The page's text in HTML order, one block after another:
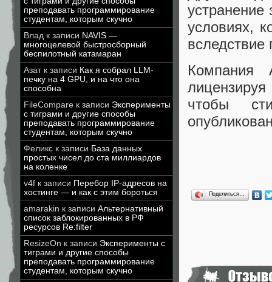
преподавать программирование
студентам, которым скучно
Влад к записи NAVIS —
многоцелевой быстросборный
беспилотный катамаран
Азатк записи Как я собрал LLM-
печку на 4 GPU, и на что она
способна
FileCompare к записи Эксперименты
с тиграми и другие способы
преподавать программирование
студентам, которым скучно
Феликс к записи База данных
простых чисел до ста миллиардов
на коленке
v4f к записи Перебор IP-адресов на
хостинге — и как с этим бороться
amarakin к записи Альтернативный
список заблокированных в РФ
ресурсов Re:filter
ResizeOn к записи Эксперименты с
тиграми и другие способы
преподавать программирование
студентам, которым скучно
условиях,
вследствие
Компания
чтобы
Поделиться…